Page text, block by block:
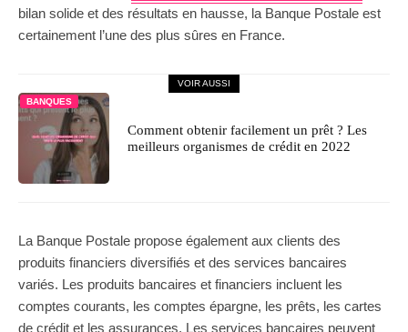
bilan solide et des résultats en hausse, la Banque Postale est
certainement l’une des plus sûres en France.
VOIR AUSSI
BANQUES
Comment obtenir facilement un prêt ? Les
meilleurs organismes de crédit en 2022
La Banque Postale propose également aux clients des
produits financiers diversifiés et des services bancaires
variés. Les produits bancaires et financiers incluent les
comptes courants, les comptes épargne, les prêts, les cartes
de crédit et les assurances. Les services bancaires peuvent